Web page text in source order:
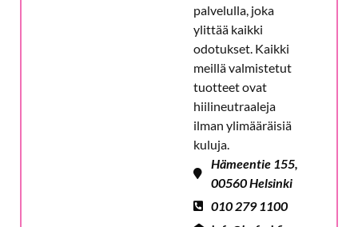
palvelulla, joka
ylittää kaikki
odotukset. Kaikki
meillä valmistetut
tuotteet ovat
hiilineutraaleja
ilman ylimääräisiä
kuluja.
Hämeentie 155,
00560 Helsinki
010 279 1100